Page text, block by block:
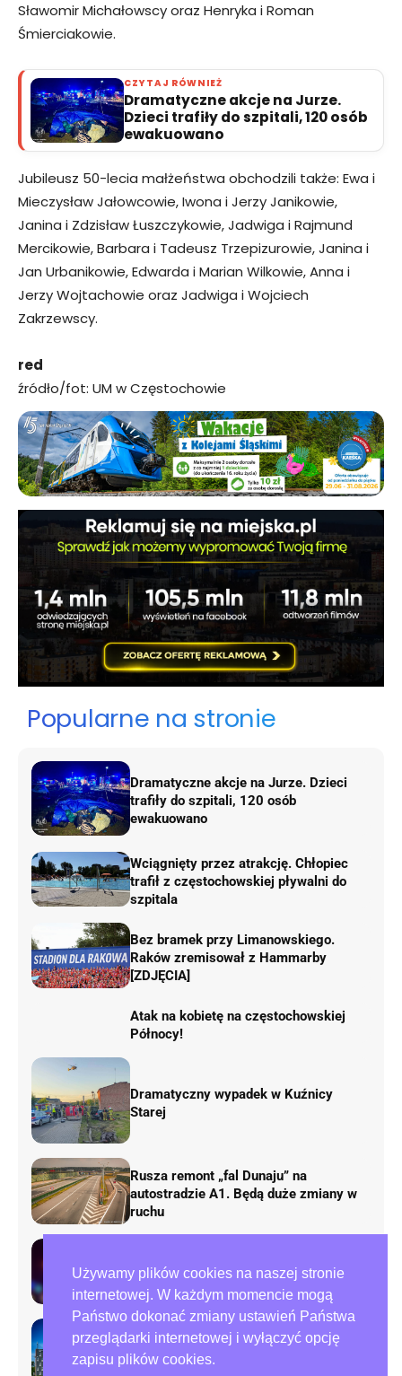
Używamy plików cookies na naszej stronie
internetowej. W każdym momencie mogą
Państwo dokonać zmiany ustawień Państwa
przeglądarki internetowej i wyłączyć opcję
zapisu plików cookies.
Sławomir Michałowscy oraz Henryka i Roman
Śmierciakowie.
CZYTAJ RÓWNIEŻ
Dramatyczne akcje na Jurze.
Dzieci trafiły do szpitali, 120 osób
ewakuowano
Jubileusz 50-lecia małżeństwa obchodzili także: Ewa i
Mieczysław Jałowcowie, Iwona i Jerzy Janikowie,
Janina i Zdzisław Łuszczykowie, Jadwiga i Rajmund
Mercikowie, Barbara i Tadeusz Trzepizurowie, Janina i
Jan Urbanikowie, Edwarda i Marian Wilkowie, Anna i
Jerzy Wojtachowie oraz Jadwiga i Wojciech
Zakrzewscy.
red
źródło/fot: UM w Częstochowie
Popularne na stronie
Dramatyczne akcje na Jurze. Dzieci
trafiły do szpitali, 120 osób
ewakuowano
Wciągnięty przez atrakcję. Chłopiec
trafił z częstochowskiej pływalni do
szpitala
Bez bramek przy Limanowskiego.
Raków zremisował z Hammarby
[ZDJĘCIA]
Atak na kobietę na częstochowskiej
Północy!
Dramatyczny wypadek w Kuźnicy
Starej
Rusza remont „fal Dunaju” na
autostradzie A1. Będą duże zmiany w
ruchu
Tragedia przy ulicy Zana w
Częstochowie. Nie żyje mężczyzna
Preparowanie kart w referendum.
Zawiadomienia do policji i ABW